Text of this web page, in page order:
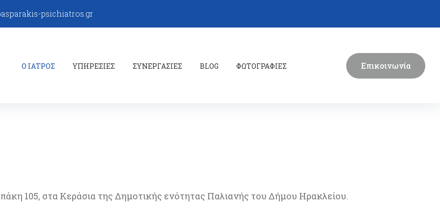
psichiatros.gr
Ο ΙΑΤΡΟΣ ΥΠΗΡΕΣΙΕΣ ΣΥΝΕΡΓΑΣΙΕΣ BLOG ΦΩΤΟΓΡΑΦΙΕΣ Επικοινωνία
105, στα Κεράσια της Δημοτικής ενότητας Παλιανής του Δήμου Ηρακλείου.